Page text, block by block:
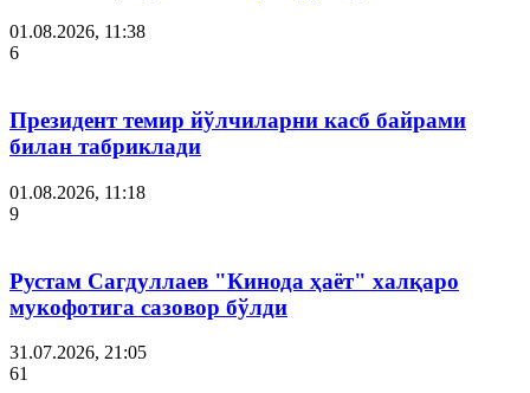
01.08.2026, 11:38
6
Президент темир йўлчиларни касб байрами
билан табриклади
01.08.2026, 11:18
9
Рустам Сагдуллаев "Кинода ҳаёт" халқаро
мукофотига сазовор бўлди
31.07.2026, 21:05
61